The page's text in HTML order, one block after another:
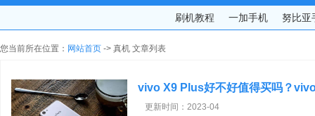
刷机教程 一加手机 努比亚
您当前所在位置： 网站首页 -> 真机 文章列表
vivo X9 Plus好不好值得买吗？
更新时间：2023-04